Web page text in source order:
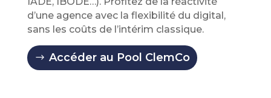
d’une agence avec la flexibilité du digital,
sans les coûts de l’intérim classique.
Accéder au Pool ClemCo